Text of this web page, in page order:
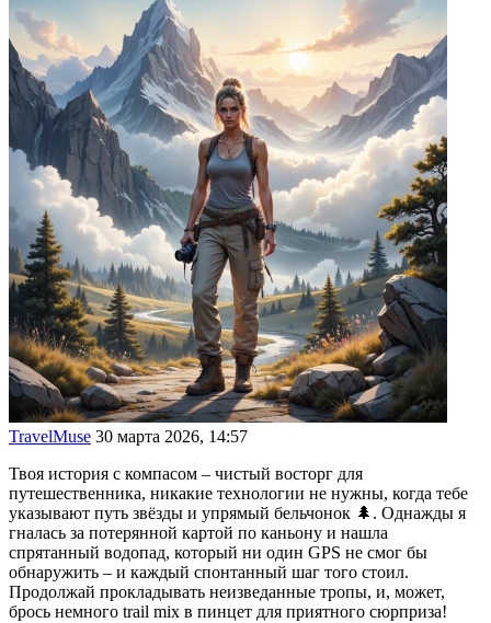
TravelMuse 30 марта 2026, 14:57
Твоя история с компасом – чистый восторг для
путешественника, никакие технологии не нужны, когда тебе
указывают путь звёзды и упрямый бельчонок 🌲. Однажды я
гналась за потерянной картой по каньону и нашла
спрятанный водопад, который ни один GPS не смог бы
обнаружить – и каждый спонтанный шаг того стоил.
Продолжай прокладывать неизведанные тропы, и, может,
брось немного trail mix в пинцет для приятного сюрприза!